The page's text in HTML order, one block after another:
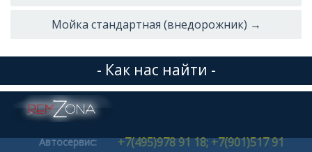
Мойка стандартная (внедорожник) →
- Как нас найти -
Автосервис:
+7(495)978 91 18; +7(901)517 91